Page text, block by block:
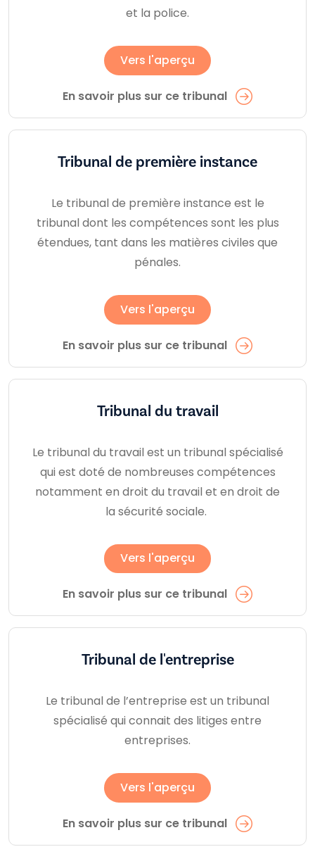
et la police.
Vers l'aperçu
En savoir plus sur ce tribunal
Tribunal de première instance
Le tribunal de première instance est le
tribunal dont les compétences sont les plus
étendues, tant dans les matières civiles que
pénales.
Vers l'aperçu
En savoir plus sur ce tribunal
Tribunal du travail
Le tribunal du travail est un tribunal spécialisé
qui est doté de nombreuses compétences
notamment en droit du travail et en droit de
la sécurité sociale.
Vers l'aperçu
En savoir plus sur ce tribunal
Tribunal de l'entreprise
Le tribunal de l’entreprise est un tribunal
spécialisé qui connait des litiges entre
entreprises.
Vers l'aperçu
En savoir plus sur ce tribunal